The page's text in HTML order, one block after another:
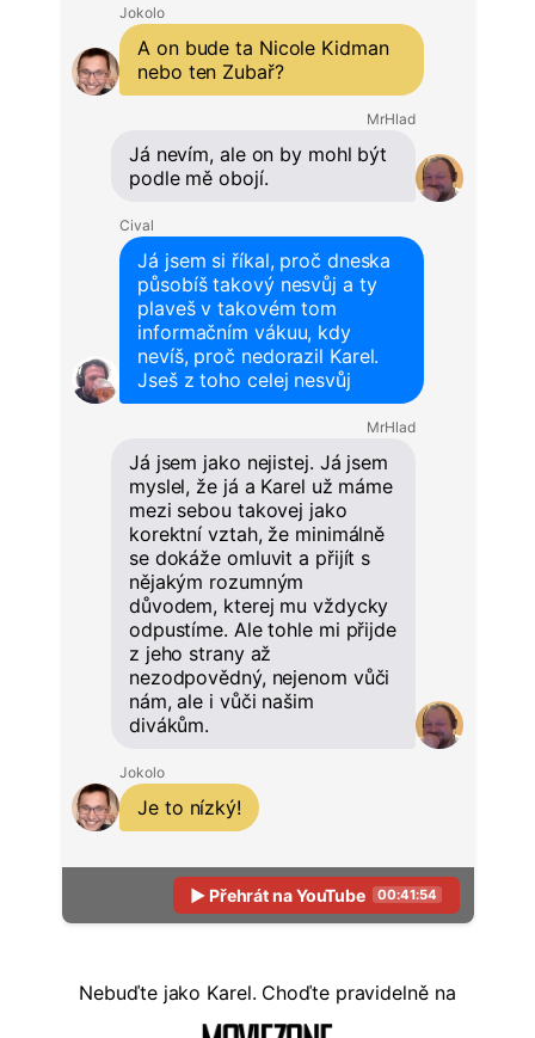
Jokolo
A on bude ta Nicole Kidman
nebo ten Zubař?
MrHlad
Já nevím, ale on by mohl být
podle mě obojí.
Cival
Já jsem si říkal, proč dneska
působíš takový nesvůj a ty
plaveš v takovém tom
informačním vákuu, kdy
nevíš, proč nedorazil Karel.
Jseš z toho celej nesvůj
MrHlad
Já jsem jako nejistej. Já jsem
myslel, že já a Karel už máme
mezi sebou takovej jako
korektní vztah, že minimálně
se dokáže omluvit a přijít s
nějakým rozumným
důvodem, kterej mu vždycky
odpustíme. Ale tohle mi přijde
z jeho strany až
nezodpovědný, nejenom vůči
nám, ale i vůči našim
divákům.
Jokolo
Je to nízký!
▶ Přehrát na YouTube 00:41:54
Nebuďtejako Karel. Choďte pravidelně na